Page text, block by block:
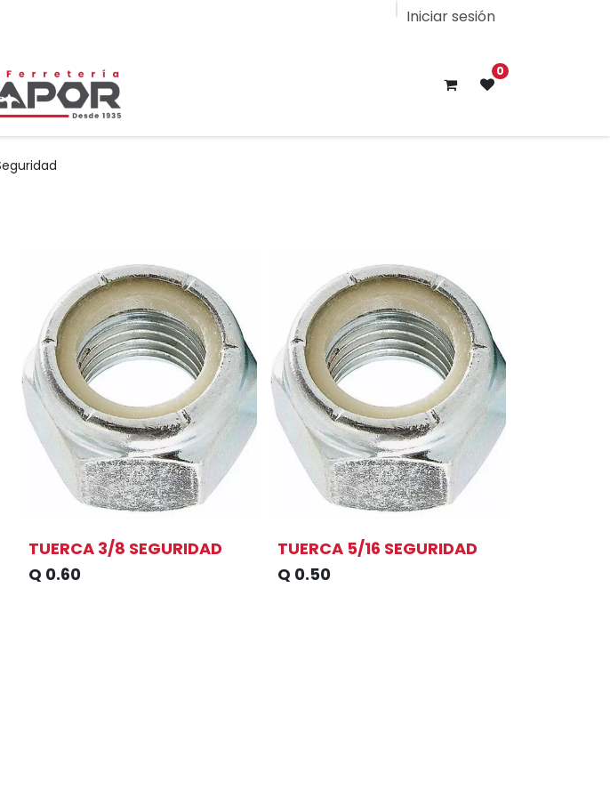
Iniciar sesión
0
TUERCA 3/8 SEGURIDAD
Q 0.60
TUERCA 5/16 SEGURIDAD
Q 0.50